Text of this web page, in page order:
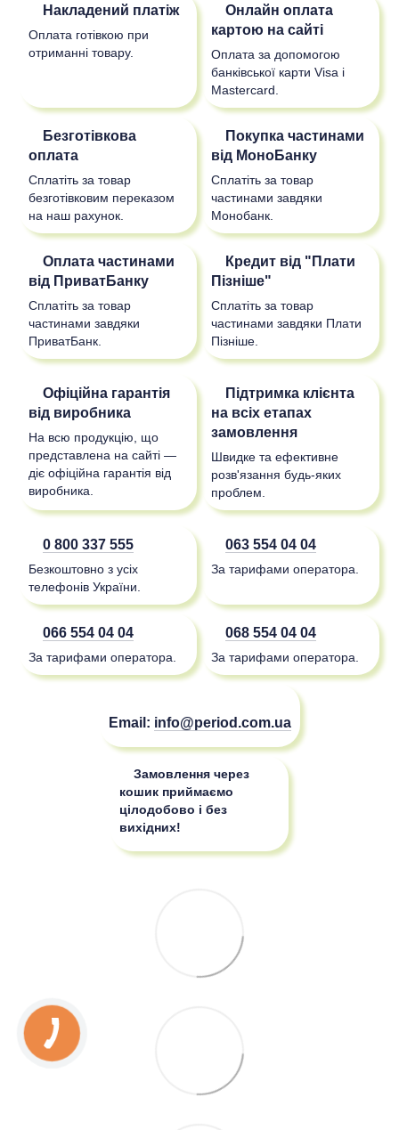
Накладений платіж
Оплата готівкою при
отриманні товару.
Онлайн оплата
картою на сайті
Оплата за допомогою
банківської карти Visa і
Mastercard.
Безготівкова
оплата
Сплатіть за товар
безготівковим переказом
на наш рахунок.
Покупка частинами
від МоноБанку
Сплатіть за товар
частинами завдяки
Монобанк.
Оплата частинами
від ПриватБанку
Сплатіть за товар
частинами завдяки
ПриватБанк.
Кредит від "Плати
Пізніше"
Сплатіть за товар
частинами завдяки Плати
Пізніше.
Офіційна гарантія
від виробника
На всю продукцію, що
представлена на сайті —
діє офіційна гарантія від
виробника.
Підтримка клієнта
на всіх етапах
замовлення
Швидке та ефективне
розв'язання будь-яких
проблем.
0 800 337 555
Безкоштовно з усіх
телефонів України.
063 554 04 04
За тарифами оператора.
066 554 04 04
За тарифами оператора.
068 554 04 04
За тарифами оператора.
Email: info@period.com.ua
Замовлення через
кошик приймаємо
цілодобово і без
вихідних!